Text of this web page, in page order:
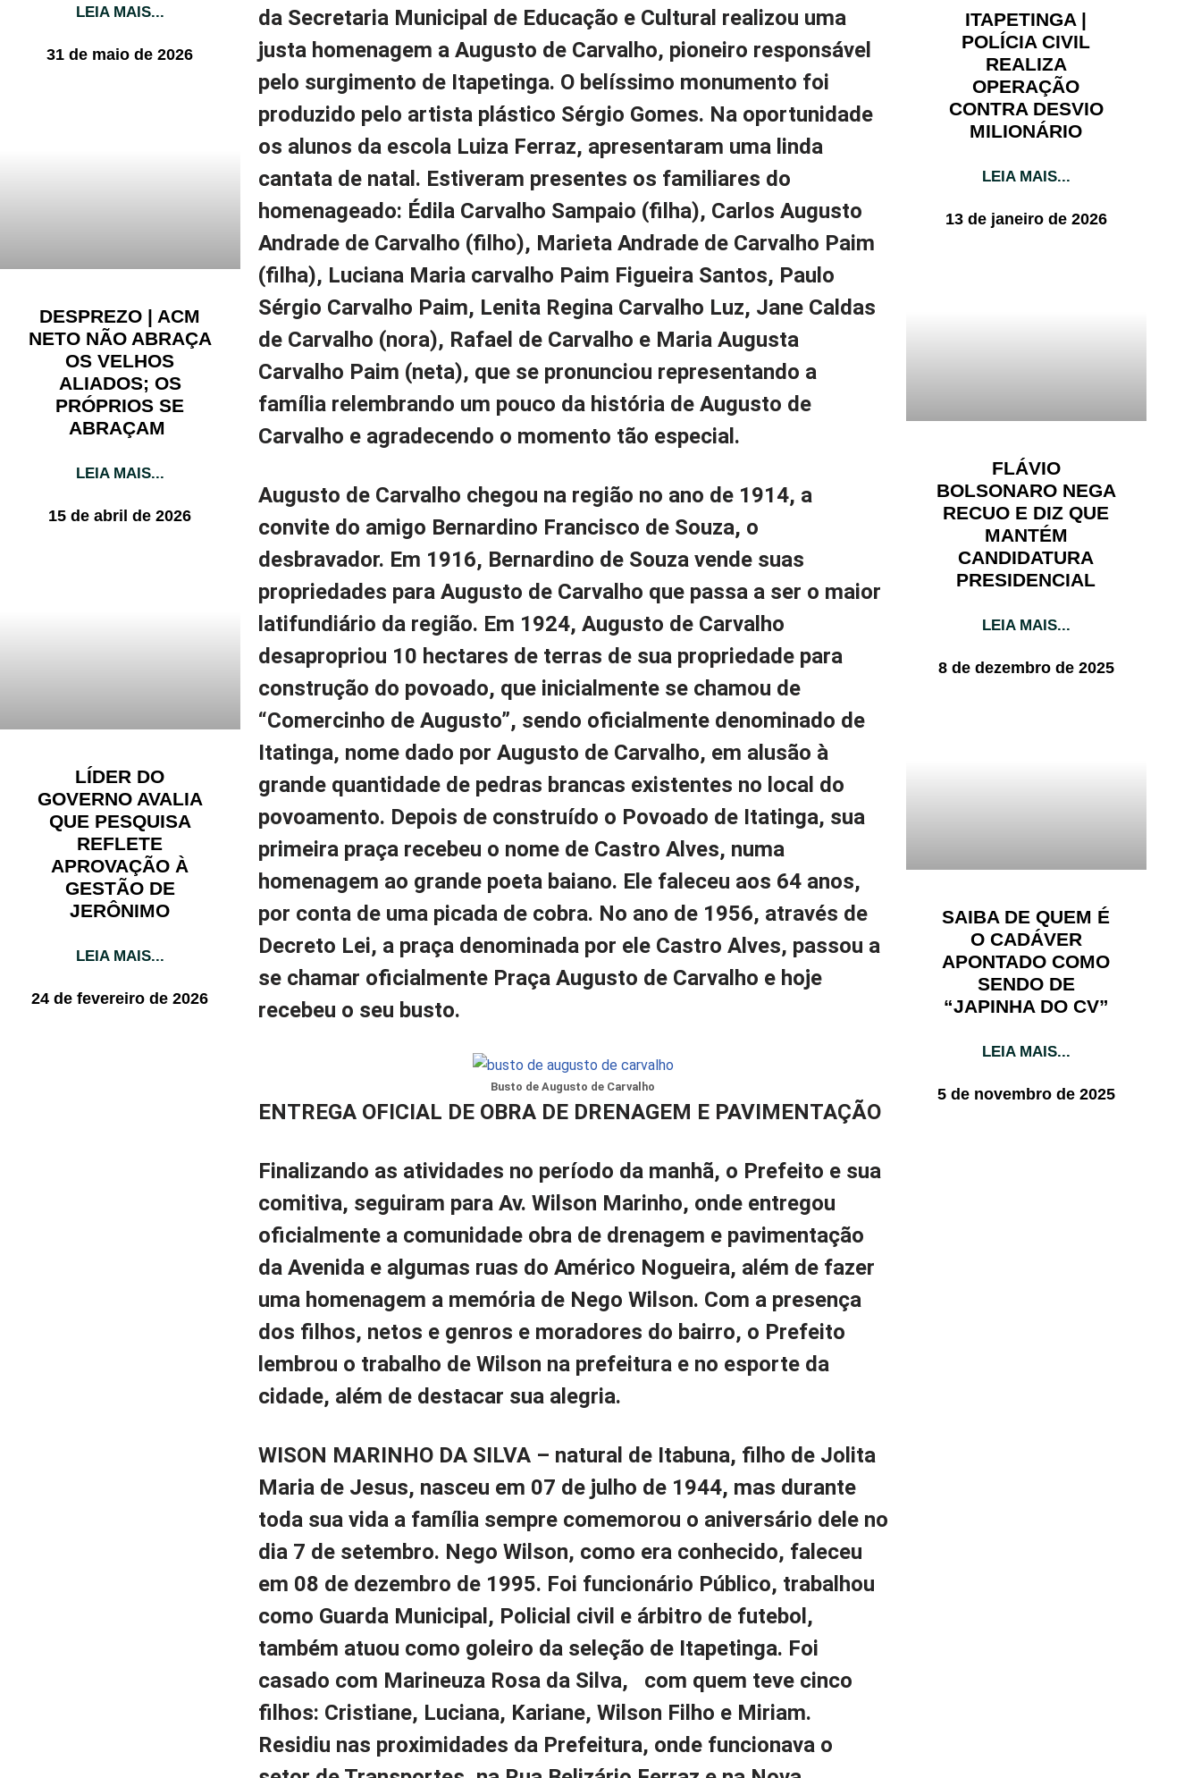
LEIA MAIS...
31 de maio de 2026
DESPREZO | ACM
NETO NÃO ABRAÇA
OS VELHOS
ALIADOS; OS
PRÓPRIOS SE
ABRAÇAM
LEIA MAIS...
15 de abril de 2026
LÍDER DO
GOVERNO AVALIA
QUE PESQUISA
REFLETE
APROVAÇÃO À
GESTÃO DE
JERÔNIMO
LEIA MAIS...
24 de fevereiro de 2026
da Secretaria Municipal de Educação e Cultural realizou uma
justa homenagem a Augusto de Carvalho, pioneiro responsável
pelo surgimento de Itapetinga. O belíssimo monumento foi
produzido pelo artista plástico Sérgio Gomes. Na oportunidade
os alunos da escola Luiza Ferraz, apresentaram uma linda
cantata de natal. Estiveram presentes os familiares do
homenageado: Édila Carvalho Sampaio (filha), Carlos Augusto
Andrade de Carvalho (filho), Marieta Andrade de Carvalho Paim
(filha), Luciana Maria carvalho Paim Figueira Santos, Paulo
Sérgio Carvalho Paim, Lenita Regina Carvalho Luz, Jane Caldas
de Carvalho (nora), Rafael de Carvalho e Maria Augusta
Carvalho Paim (neta), que se pronunciou representando a
família relembrando um pouco da história de Augusto de
Carvalho e agradecendo o momento tão especial.
Augusto de Carvalho chegou na região no ano de 1914, a
convite do amigo Bernardino Francisco de Souza, o
desbravador. Em 1916, Bernardino de Souza vende suas
propriedades para Augusto de Carvalho que passa a ser o maior
latifundiário da região. Em 1924, Augusto de Carvalho
desapropriou 10 hectares de terras de sua propriedade para
construção do povoado, que inicialmente se chamou de
“Comercinho de Augusto”, sendo oficialmente denominado de
Itatinga, nome dado por Augusto de Carvalho, em alusão à
grande quantidade de pedras brancas existentes no local do
povoamento. Depois de construído o Povoado de Itatinga, sua
primeira praça recebeu o nome de Castro Alves, numa
homenagem ao grande poeta baiano. Ele faleceu aos 64 anos,
por conta de uma picada de cobra. No ano de 1956, através de
Decreto Lei, a praça denominada por ele Castro Alves, passou a
se chamar oficialmente Praça Augusto de Carvalho e hoje
recebeu o seu busto.
Busto de Augusto de Carvalho
ENTREGA OFICIAL DE OBRA DE DRENAGEM E PAVIMENTAÇÃO
Finalizando as atividades no período da manhã, o Prefeito e sua
comitiva, seguiram para Av. Wilson Marinho, onde entregou
oficialmente a comunidade obra de drenagem e pavimentação
da Avenida e algumas ruas do Américo Nogueira, além de fazer
uma homenagem a memória de Nego Wilson. Com a presença
dos filhos, netos e genros e moradores do bairro, o Prefeito
lembrou o trabalho de Wilson na prefeitura e no esporte da
cidade, além de destacar sua alegria.
WISON MARINHO DA SILVA – natural de Itabuna, filho de Jolita
Maria de Jesus, nasceu em 07 de julho de 1944, mas durante
toda sua vida a família sempre comemorou o aniversário dele no
dia 7 de setembro. Nego Wilson, como era conhecido, faleceu
em 08 de dezembro de 1995. Foi funcionário Público, trabalhou
como Guarda Municipal, Policial civil e árbitro de futebol,
também atuou como goleiro da seleção de Itapetinga. Foi
casado com Marineuza Rosa da Silva, com quem teve cinco
filhos: Cristiane, Luciana, Kariane, Wilson Filho e Miriam.
Residiu nas proximidades da Prefeitura, onde funcionava o
ITAPETINGA |
POLÍCIA CIVIL
REALIZA
OPERAÇÃO
CONTRA DESVIO
MILIONÁRIO
LEIA MAIS...
13 de janeiro de 2026
FLÁVIO
BOLSONARO NEGA
RECUO E DIZ QUE
MANTÉM
CANDIDATURA
PRESIDENCIAL
LEIA MAIS...
8 de dezembro de 2025
SAIBA DE QUEM É
O CADÁVER
APONTADO COMO
SENDO DE
“JAPINHA DO CV”
LEIA MAIS...
5 de novembro de 2025